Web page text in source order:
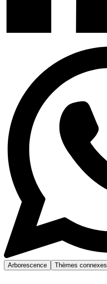
Arborescence Thèmes connexes